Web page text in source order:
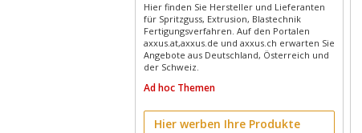
Hier finden Sie Hersteller und Lieferanten
für Spritzguss, Extrusion, Blastechnik
Fertigungsverfahren. Auf den Portalen
axxus.at,axxus.de und axxus.ch erwarten Sie
Angebote aus Deutschland, Österreich und
der Schweiz.
Ad hoc Themen
Hier werben Ihre Produkte